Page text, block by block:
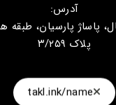
آدرس:
پاساژ پارسیان،
پلاک ۳/۲۵۹
takl.ink/name